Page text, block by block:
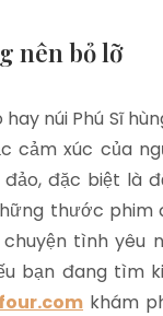
nên bỏ lỡ
núi Phú Sĩ
cảm xúc của
đặc biệt là
thước phim
tình yêu
bạn đang tìm
khám